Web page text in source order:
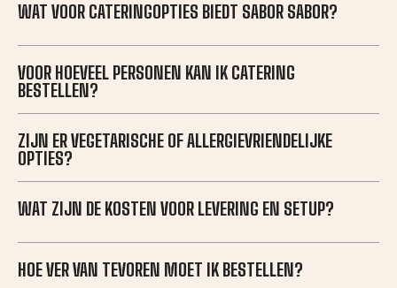
WAT VOOR CATERINGOPTIES BIEDT SABOR SABOR?
VOOR HOEVEEL PERSONEN KAN IK CATERING
BESTELLEN?
ZIJN ER VEGETARISCHE OF ALLERGIEVRIENDELIJKE
OPTIES?
WAT ZIJN DE KOSTEN VOOR LEVERING EN SETUP?
HOE VER VAN TEVOREN MOET IK BESTELLEN?